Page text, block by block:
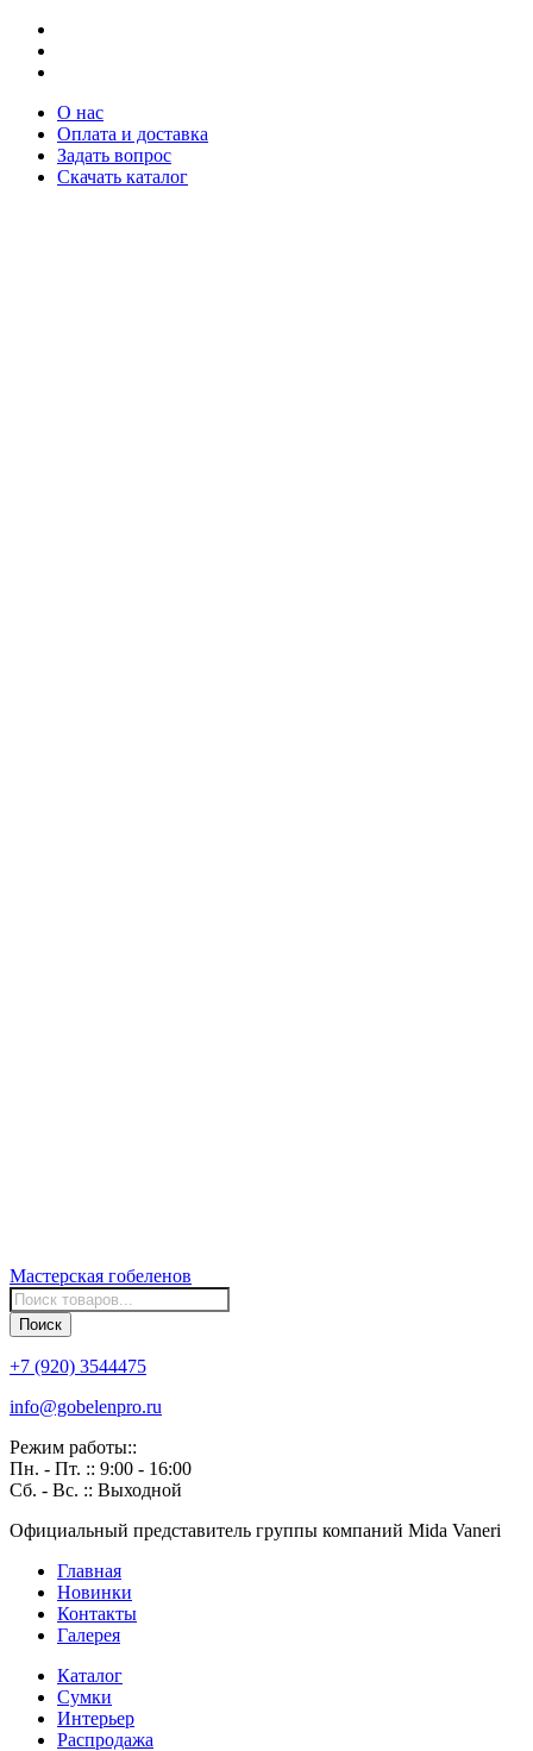
О нас
Оплата и доставка
Задать вопрос
Скачать каталог
Мастерская гобеленов
Поиск
товаров
Поиск
+7 (920) 3544475
info@gobelenpro.ru
Режим работы::
Пн. - Пт. :: 9:00 - 16:00
Сб. - Вс. :: Выходной
Официальный представитель группы компаний Mida Vaneri
Главная
Новинки
Контакты
Галерея
Каталог
Сумки
Интерьер
Распродажа